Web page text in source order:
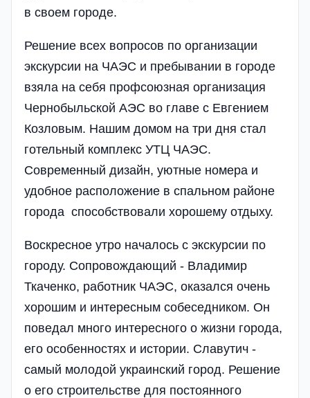
в своем городе.
Решение всех вопросов по организации
экскурсии на ЧАЭС и пребывании в городе
взяла на себя профсоюзная организация
Чернобыльской АЭС во главе с Евгением
Козловым. Нашим домом на три дня стал
готельный комплекс УТЦ ЧАЭС.
Современный дизайн, уютные номера и
удобное расположение в спальном районе
города способствовали хорошему отдыху.
Воскресное утро началось с экскурсии по
городу. Сопровождающий - Владимир
Ткаченко, работник ЧАЭС, оказался очень
хорошим и интересным собеседником. Он
поведал много интересного о жизни города,
его особенностях и истории. Славутич -
самый молодой украинский город. Решение
о его строительстве для постоянного